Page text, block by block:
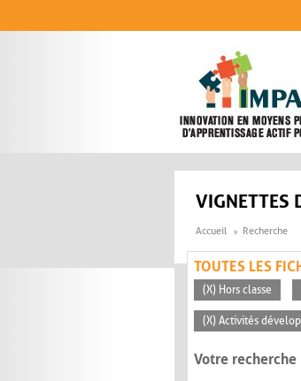
VIGNETTES
Accueil Recherche
TOUTES LES
(X) Hors classe
(X) Activités
Votre